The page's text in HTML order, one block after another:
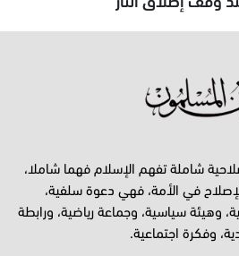
شاملة تفهم الإسلام فهما شاملا،
في الأمة، فهي دعوة سلفية،
وهيئة سياسية، وجماعة رياضية، ورابطة
وفكرة اجتماعية.